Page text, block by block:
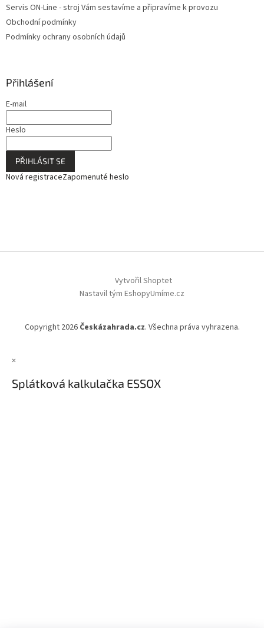
Servis ON-Line - stroj Vám sestavíme a připravíme k provozu
Obchodní podmínky
Podmínky ochrany osobních údajů
Přihlášení
E-mail
Heslo
PŘIHLÁSIT SE
Nová registraceZapomenuté heslo
Vytvořil Shoptet
Nastavil tým EshopyUmíme.cz
Copyright 2026 Českázahrada.cz. Všechna práva vyhrazena.
×
Splátková kalkulačka ESSOX